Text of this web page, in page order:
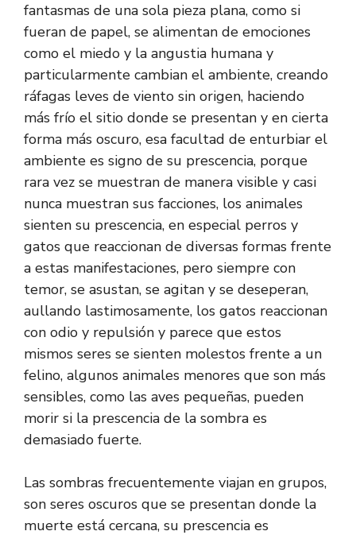
fantasmas de una sola pieza plana, como si
fueran de papel, se alimentan de emociones
como el miedo y la angustia humana y
particularmente cambian el ambiente, creando
ráfagas leves de viento sin origen, haciendo
más frío el sitio donde se presentan y en cierta
forma más oscuro, esa facultad de enturbiar el
ambiente es signo de su prescencia, porque
rara vez se muestran de manera visible y casi
nunca muestran sus facciones, los animales
sienten su prescencia, en especial perros y
gatos que reaccionan de diversas formas frente
a estas manifestaciones, pero siempre con
temor, se asustan, se agitan y se deseperan,
aullando lastimosamente, los gatos reaccionan
con odio y repulsión y parece que estos
mismos seres se sienten molestos frente a un
felino, algunos animales menores que son más
sensibles, como las aves pequeñas, pueden
morir si la prescencia de la sombra es
demasiado fuerte.
Las sombras frecuentemente viajan en grupos,
son seres oscuros que se presentan donde la
muerte está cercana, su prescencia es